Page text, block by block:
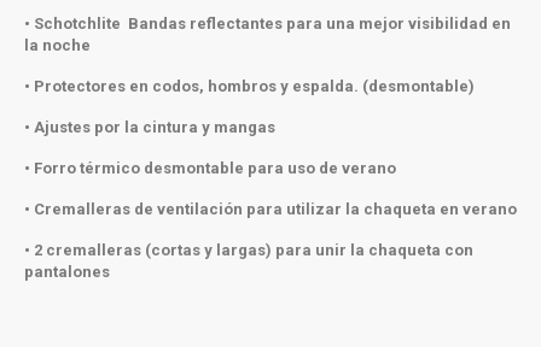
• Schotchlite Bandas reflectantes para una mejor visibilidad en
la noche
• Protectores en codos, hombros y espalda. (desmontable)
• Ajustes por la cintura y mangas
• Forro térmico desmontable para uso de verano
• Cremalleras de ventilación para utilizar la chaqueta en verano
• 2 cremalleras (cortas y largas) para unir la chaqueta con
pantalones